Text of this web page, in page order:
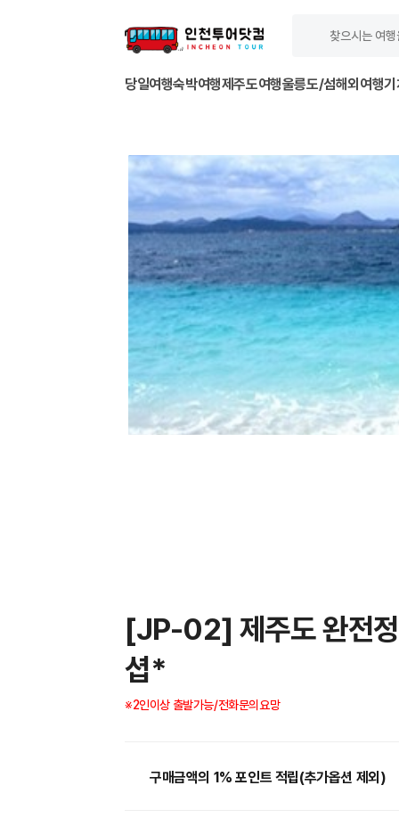
당일여행숙박여행제주도여행울릉도/섬해외여행기
[JP-02] 제주도 완전
셥*
※2인이상 출발가능/전화문의요망
구매금액의 1% 포인트 적립(추가옵션 제외)